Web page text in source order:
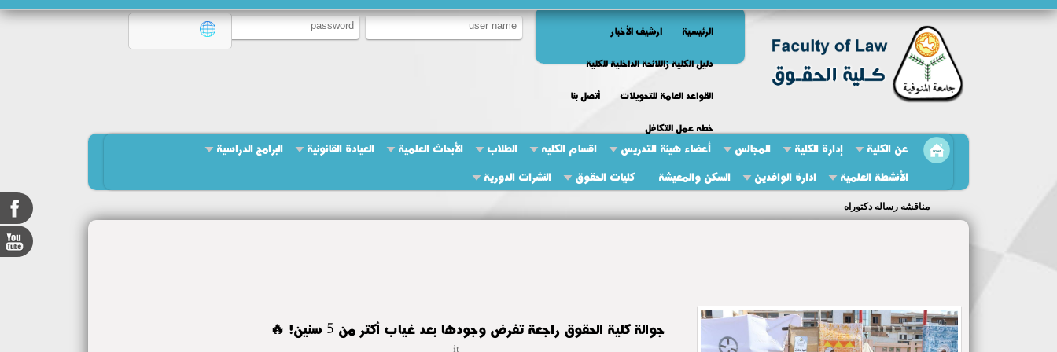
الرئيسية
ارشيف الأخبار
دليل الكلية زاللائحة الداخلية للكلية
القواعد العامة للتحويلات
أتصل بنا
خطه عمل التكافل
عن الكلية إدارة الكلية المجالس أعضاء هيئة التدريس اقسام الكليه الطلاب الأبحاث العلمية العيادة القانونية
البرامج الدراسية
الأنشطة العلمية
ادارة الوافدين السكن والمعيشة كليات الحقوق النشرات الدورية
مناقشه رساله دكتوراه
جوالة كلية الحقوق راجعة تفرض وجودها بعد غياب أكتر من 5 سنين! 🔥